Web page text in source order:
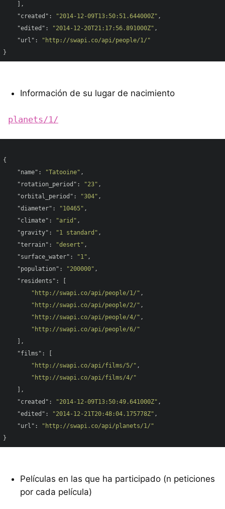
    ],
"created" : "2014-12-09T13:50:51.644000Z" ,
"edited" : "2014-12-20T21:17:56.891000Z" ,
"url" :
"http://swapi.co/api/people/1/"
}
Información de su lugar de nacimiento
planets/1/
{
"name" : "Tatooine" ,
"rotation_period" : "23" ,
"orbital_period" : "304" ,
"diameter" : "10465" ,
"climate" : "arid" ,
"gravity" : "1 standard" ,
"terrain" : "desert" ,
"surface_water" : "1" ,
"population" : "200000" ,
"residents" : [
"http://swapi.co/api/people/1/" ,
"http://swapi.co/api/people/2/" ,
"http://swapi.co/api/people/4/" ,
"http://swapi.co/api/people/6/"
    ],
"films" : [
"http://swapi.co/api/films/5/" ,
"http://swapi.co/api/films/4/"
    ],
"created" : "2014-12-09T13:50:49.641000Z" ,
"edited" : "2014-12-21T20:48:04.175778Z" ,
"url" :
"http://swapi.co/api/planets/1/"
Películas en las que ha participado (n peticiones
por cada película)